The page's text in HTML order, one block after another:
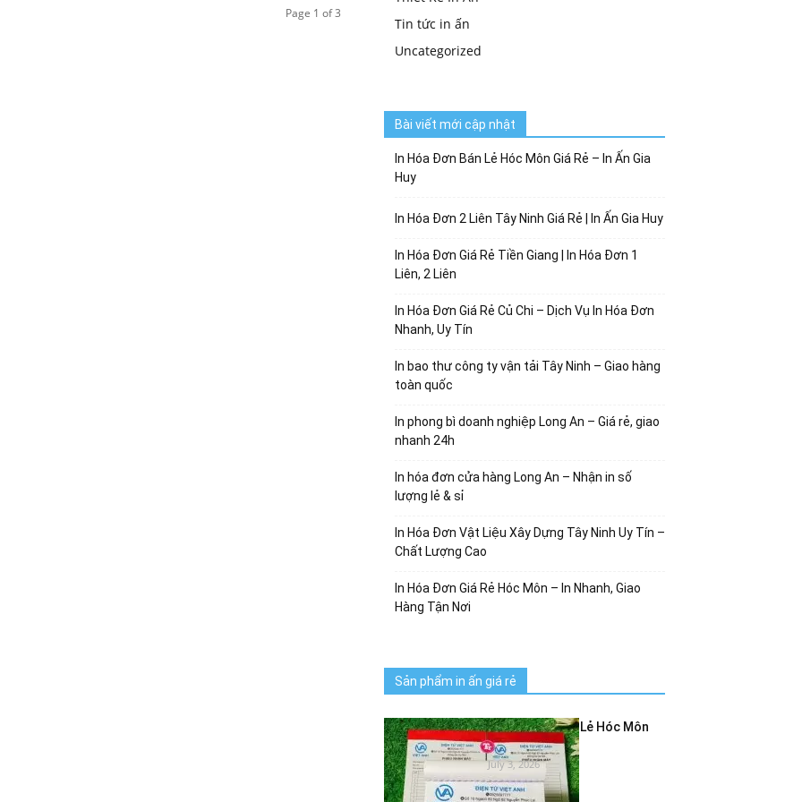
Page 1 of 3
Tin tức in ấn
Uncategorized
Bài viết mới cập nhật
In Hóa Đơn Bán Lẻ Hóc Môn Giá Rẻ – In Ấn Gia
Huy
In Hóa Đơn 2 Liên Tây Ninh Giá Rẻ | In Ấn Gia Huy
In Hóa Đơn Giá Rẻ Tiền Giang | In Hóa Đơn 1
Liên, 2 Liên
In Hóa Đơn Giá Rẻ Củ Chi – Dịch Vụ In Hóa Đơn
Nhanh, Uy Tín
In bao thư công ty vận tải Tây Ninh – Giao hàng
toàn quốc
In phong bì doanh nghiệp Long An – Giá rẻ, giao
nhanh 24h
In hóa đơn cửa hàng Long An – Nhận in số
lượng lẻ & sỉ
In Hóa Đơn Vật Liệu Xây Dựng Tây Ninh Uy Tín –
Chất Lượng Cao
In Hóa Đơn Giá Rẻ Hóc Môn – In Nhanh, Giao
Hàng Tận Nơi
Sản phẩm in ấn giá rẻ
In Hóa Đơn Bán Lẻ Hóc Môn
Giá Rẻ – In...
July 3, 2026